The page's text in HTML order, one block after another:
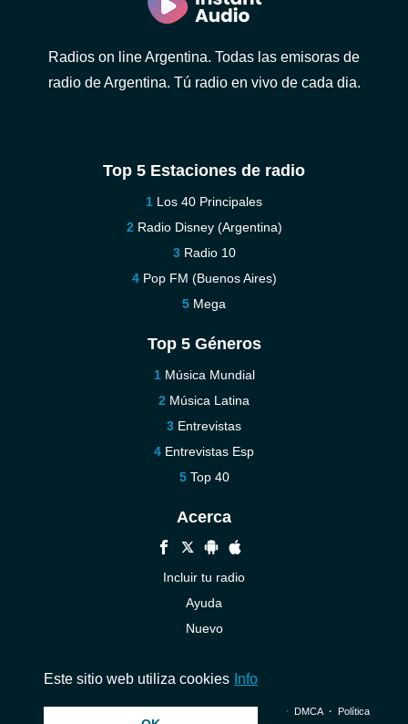
Radios on line Argentina. Todas las emisoras de
radio de Argentina. Tú radio en vivo de cada dia.
Top 5 Estaciones de radio
Los 40 Principales
Radio Disney (Argentina)
Radio 10
Pop FM (Buenos Aires)
Mega
Top 5 Géneros
Música Mundial
Música Latina
Entrevistas
Entrevistas Esp
Top 40
Acerca
Incluir tu radio
Ayuda
Nuevo
© 2026 InstantAudio. Reservados todos los derechos. ・ DMCA・ Política
Este sitio web utiliza cookies Info